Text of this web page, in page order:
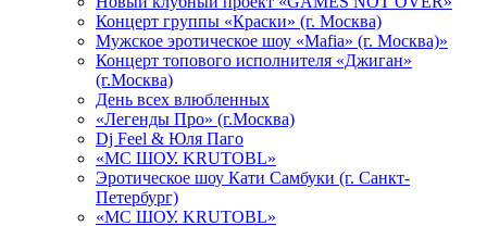
Концерт группы «Краски» (г. Москва)
Мужское эротическое шоу «Mafia» (г. Москва)»
Концерт топового исполнителя «Джиган»
(г.Москва)
День всех влюбленных
«Легенды Про» (г.Москва)
Dj Feel & Юля Паго
«МС ШОУ. KRUTOBL»
Эротическое шоу Кати Самбуки (г. Санкт-
Петербург)
«МС ШОУ. KRUTOBL»